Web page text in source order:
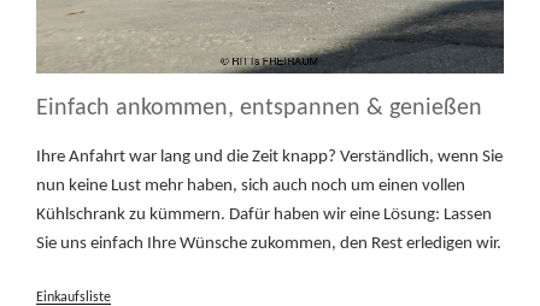
Einfach ankommen, entspannen & genießen
Ihre Anfahrt war lang und die Zeit knapp? Verständlich, wenn Sie
nun keine Lust mehr haben, sich auch noch um einen vollen
Kühlschrank zu kümmern. Dafür haben wir eine Lösung: Lassen
Sie uns einfach Ihre Wünsche zukommen, den Rest erledigen wir.
Einkaufsliste